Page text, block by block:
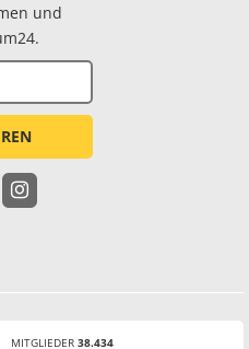
und
MITGLIEDER 38.434